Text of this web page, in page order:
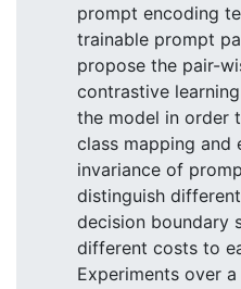
prompt encoding
trainable prompt
propose the pair-
contrastive
the model in order
class mapping and
invariance of
distinguish
decision boundary
different costs to
Experiments over